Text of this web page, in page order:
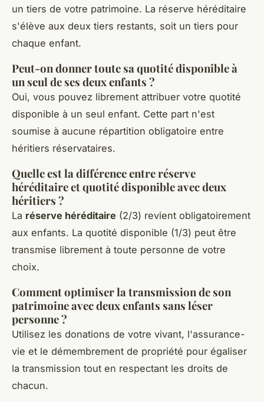
un tiers de votre patrimoine. La réserve héréditaire
s'élève aux deux tiers restants, soit un tiers pour
chaque enfant.
Peut-on donner toute sa quotité disponible à
un seul de ses deux enfants ?
Oui, vous pouvez librement attribuer votre quotité
disponible à un seul enfant. Cette part n'est
soumise à aucune répartition obligatoire entre
héritiers réservataires.
Quelle est la différence entre réserve
héréditaire et quotité disponible avec deux
héritiers ?
La réserve héréditaire (2/3) revient obligatoirement
aux enfants. La quotité disponible (1/3) peut être
transmise librement à toute personne de votre
choix.
Comment optimiser la transmission de son
patrimoine avec deux enfants sans léser
personne ?
Utilisez les donations de votre vivant, l'assurance-
vie et le démembrement de propriété pour égaliser
la transmission tout en respectant les droits de
chacun.